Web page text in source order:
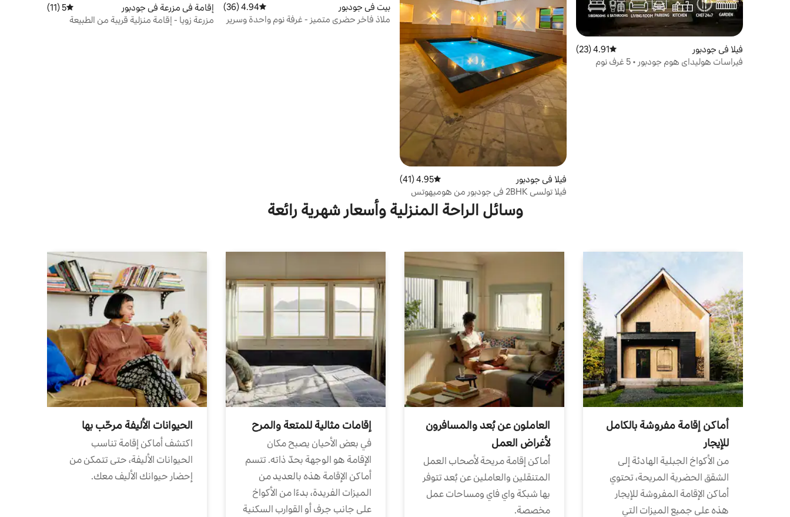
فيلا في جودبور متوسط التقييم 4.91 من 5، 23 مراجعات
4.91 (23)
فيراسات هوليداي هوم جودبور • 5 غرف نوم
فيلا في جودبور متوسط التقييم 4.95 من 5، 41 مراجعات
4.95 (41)
فيلا تولسي 2BHK في جودبور من هوميهوتس
بيت في جودبور متوسط التقييم 4.94 من 5، 36 مراجعات
4.94 (36)
ملاذ فاخر حضري متميز - غرفة نوم واحدة وسرير
إقامة في مزرعة في جودبور متوسط التقييم 5 من 5، 11 مراجعات
5 (11)
مزرعة زويا - إقامة منزلية قريبة من الطبيعة
وسائل الراحة المنزلية وأسعار شهرية رائعة
أماكن إقامة مفروشة بالكامل
للإيجار
من الأكواخ الجبلية الهادئة إلى
الشقق الحضرية المريحة، تحتوي
أماكن الإقامة المفروشة للإيجار
هذه على جميع الميزات التي
العاملون عن بُعد والمسافرون
لأغراض العمل
أماكن إقامة مريحة لأصحاب العمل
المتنقلين والعاملين عن بُعد تتوفر
بها شبكة واي فاي ومساحات عمل
مخصصة.
إقامات مثالية للمتعة والمرح
في بعض الأحيان يصبح مكان
الإقامة هو الوجهة بحدّ ذاته. تتسم
أماكن الإقامة هذه بالعديد من
الميزات الفريدة، بدءًا من الأكواخ
على جانب جرف أو القوارب السكنية
الحيوانات الأليفة مرحّب بها
اكتشف أماكن إقامة تناسب
الحيوانات الأليفة، حتى تتمكن من
إحضار حيوانك الأليف معك.